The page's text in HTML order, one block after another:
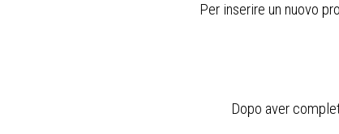
Per inserire un nuovo
Dopo aver